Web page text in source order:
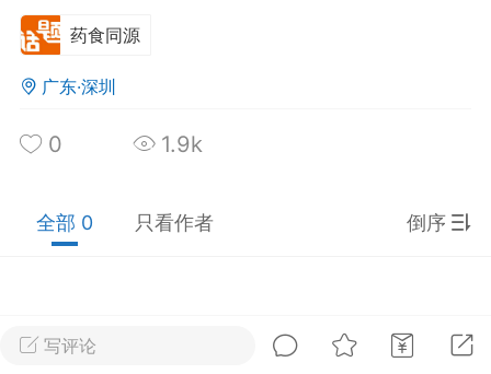
明胃经
写评论
药食同源
广东·深圳
0 1.9k
全部 0 只看作者 倒序